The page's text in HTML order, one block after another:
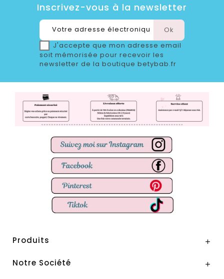
Inscrivez-vous à la newsletter
J'accepte que mon adresse email
soit mémorisée pour recevoir les
newsletter de la boutique betybab.fr
Produits 
Notre Société 